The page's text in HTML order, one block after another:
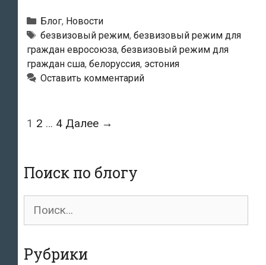
без
визы:
как
это
работает
зачем
Рубрики
Блог, Новости
Метки
безвизовый режим, безвизовый режим для
граждан евросоюза, безвизовый режим для
граждан сша, белоруссия, эстония
Оставить комментарий
Навигация
1 2 … 4 Далее →
Поиск по блогу
Поиск
Рубрики